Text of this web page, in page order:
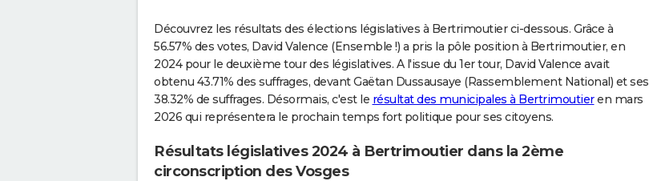
Découvrez les résultats des élections législatives à Bertrimoutier ci-dessous. Grâce à
56.57% des votes, David Valence (Ensemble !) a pris la pôle position à Bertrimoutier, en
2024 pour le deuxième tour des législatives. A l'issue du 1er tour, David Valence avait
obtenu 43.71% des suffrages, devant Gaëtan Dussausaye (Rassemblement National) et ses
38.32% de suffrages. Désormais, c'est le résultat des municipales à Bertrimoutieren mars
2026 qui représentera le prochain temps fort politique pour ses citoyens.
Résultats législatives 2024 à Bertrimoutier dans la 2ème
circonscription des Vosges